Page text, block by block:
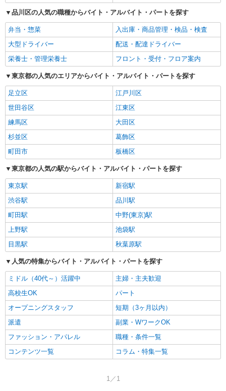
品川区の人気の職種からバイト・アルバイト・パートを探す
弁当・惣菜
入出庫・商品管理・検品・検査
大型ドライバー
配送・配達ドライバー
栄養士・管理栄養士
フロント・受付・フロア案内
東京都の人気のエリアからバイト・アルバイト・パートを探す
足立区
江戸川区
世田谷区
江東区
練馬区
大田区
杉並区
葛飾区
町田市
板橋区
東京都の人気の駅からバイト・アルバイト・パートを探す
東京駅
新宿駅
渋谷駅
品川駅
町田駅
中野(東京)駅
上野駅
池袋駅
目黒駅
秋葉原駅
人気の特集からバイト・アルバイト・パートを探す
ミドル（40代～）活躍中
主婦・主夫歓迎
高校生OK
パート
オープニングスタッフ
短期（3ヶ月以内）
派遣
副業・WワークOK
ファッション・アパレル
職種・条件一覧
コンテンツ一覧
コラム・特集一覧
1／1